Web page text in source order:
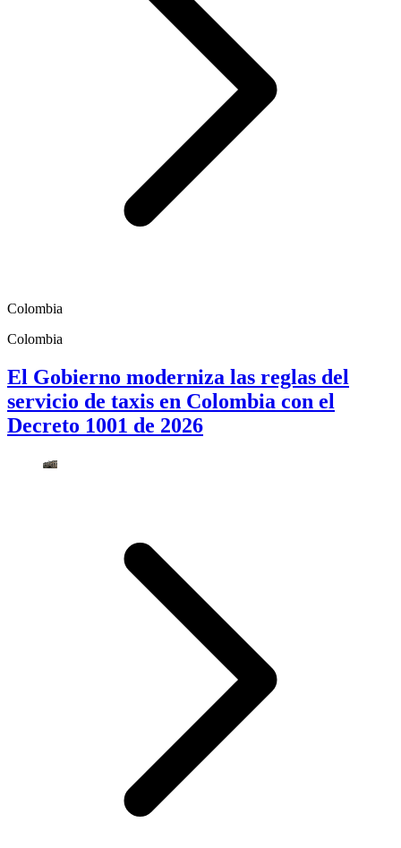
Colombia
Colombia
El Gobierno moderniza las reglas del
servicio de taxis en Colombia con el
Decreto 1001 de 2026